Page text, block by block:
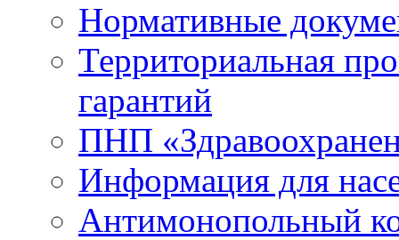
Нормативные
Территориальная
гарантий
ПНП
Информация для
Антимонопольный